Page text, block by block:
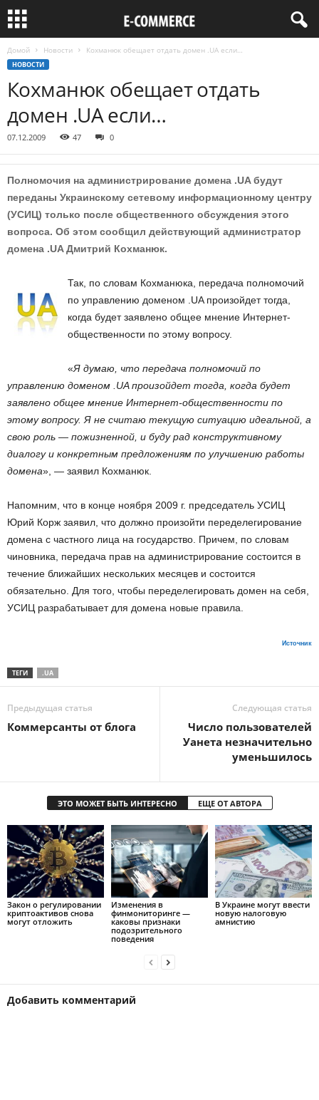
Домой Новости Кохманюк обещает отдать домен .UA если…
НОВОСТИ
Кохманюк обещает отдать
домен .UA если…
07.12.2009 47 0
Полномочия на администрирование домена .UA будут
переданы Украинскому сетевому информационному центру
(УСИЦ) только после общественного обсуждения этого
вопроса. Об этом сообщил действующий администратор
домена .UA Дмитрий Кохманюк.
Так, по словам Кохманюка, передача полномочий
по управлению доменом .UA произойдет тогда,
когда будет заявлено общее мнение Интернет-
общественности по этому вопросу.
«Я думаю, что передача полномочий по
управлению доменом .UA произойдет тогда, когда будет
заявлено общее мнение Интернет-общественности по
этому вопросу. Я не считаю текущую ситуацию идеальной, а
свою роль — пожизненной, и буду рад конструктивному
диалогу и конкретным предложениям по улучшению работы
домена», — заявил Кохманюк.
Напомним, что в конце ноября 2009 г. председатель УСИЦ
Юрий Корж заявил, что должно произойти переделегирование
домена с частного лица на государство. Причем, по словам
чиновника, передача прав на администрирование состоится в
течение ближайших нескольких месяцев и состоится
обязательно. Для того, чтобы переделегировать домен на себя,
УСИЦ разрабатывает для домена новые правила.
Источник
ТЕГИ .UA
Предыдущая статья
Коммерсанты от блога
Следующая статья
Число пользователей
Уанета незначительно
уменьшилось
ЭТО МОЖЕТ БЫТЬ ИНТЕРЕСНО ЕЩЕ ОТ АВТОРА
Закон о регулировании
криптоактивов снова
могут отложить
Изменения в
финмониторинге —
каковы признаки
подозрительного
поведения
В Украине могут ввести
новую налоговую
амнистию
Добавить комментарий